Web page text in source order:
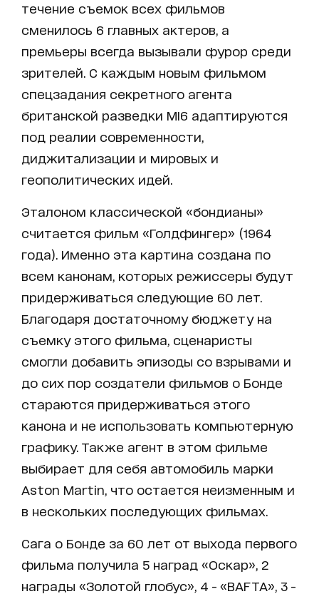
течение съемок всех фильмов
сменилось 6 главных актеров, а
премьеры всегда вызывали фурор среди
зрителей. С каждым новым фильмом
спецзадания секретного агента
британской разведки MI6 адаптируются
под реалии современности,
диджитализации и мировых и
геополитических идей.
Эталоном классической «бондианы»
считается фильм «Голдфингер» (1964
года). Именно эта картина создана по
всем канонам, которых режиссеры будут
придерживаться следующие 60 лет.
Благодаря достаточному бюджету на
съемку этого фильма, сценаристы
смогли добавить эпизоды со взрывами и
до сих пор создатели фильмов о Бонде
стараются придерживаться этого
канона и не использовать компьютерную
графику. Также агент в этом фильме
выбирает для себя автомобиль марки
Aston Martin, что остается неизменным и
в нескольких последующих фильмах.
Сага о Бонде за 60 лет от выхода первого
фильма получила 5 наград «Оскар», 2
награды «Золотой глобус», 4 - «BAFTA», 3 -